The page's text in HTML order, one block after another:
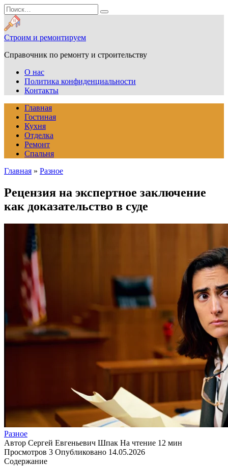
Перейти
к
содержанию
Search
for:
Строим и ремонтируем
Справочник по ремонту и строительству
О нас
Политика конфиденциальности
Контакты
Главная
Гостиная
Кухня
Отделка
Ремонт
Спальня
Главная » Разное
Рецензия на экспертное заключение
как доказательство в суде
Разное
Автор Сергей Евгеньевич Шпак На чтение 12 мин
Просмотров 3 Опубликовано 14.05.2026
Содержание